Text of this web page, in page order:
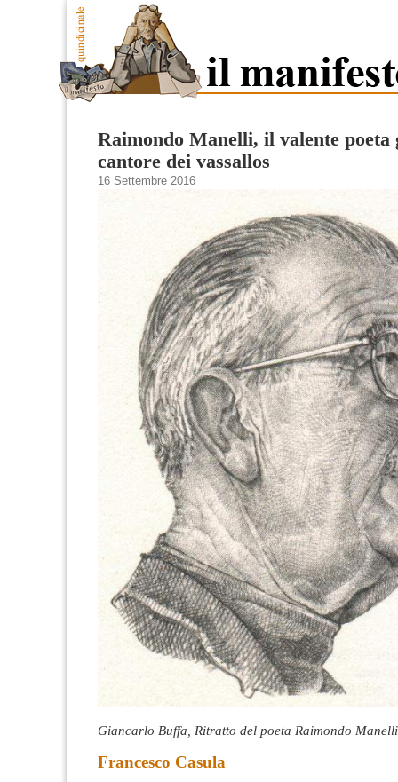
Raimondo Manelli, il valente poeta
cantore dei vassallos
16 Settembre 2016
Giancarlo Buffa, Ritratto del poeta Raimondo Manelli
Francesco Casula